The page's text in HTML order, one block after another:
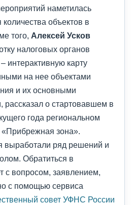
наметилась
объектов в
того, Алексей Усков
налоговых органов
интерактивную карту
на нее объектами
и их основными
о стартовавшем в
года региональном
«Прибрежная зона».
выработали ряд решений и
Обратиться в
с вопросом, заявлением,
с помощью сервиса
совет УФНС России